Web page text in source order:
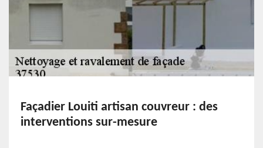
Façadier Louiti artisan couvreur : des
interventions sur-mesure